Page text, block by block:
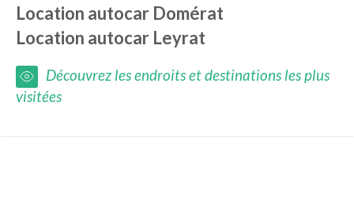
Location autocar Domérat
Location autocar Leyrat
Découvrez les endroits et destinations les plus
visitées